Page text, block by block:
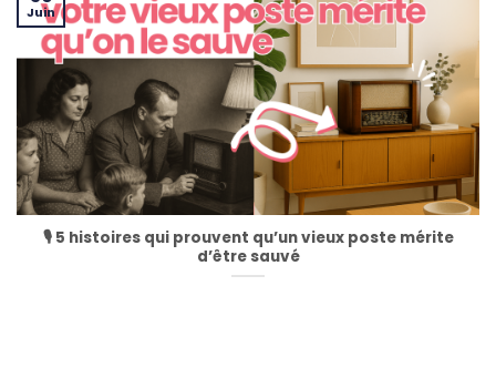
🎙️ 5 histoires qui prouvent qu’un vieux poste mérite
d’être sauvé
Juin